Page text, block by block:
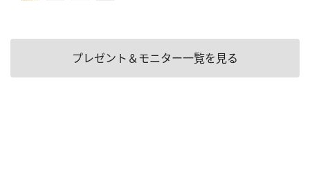
プレゼント＆モニター一覧を見る